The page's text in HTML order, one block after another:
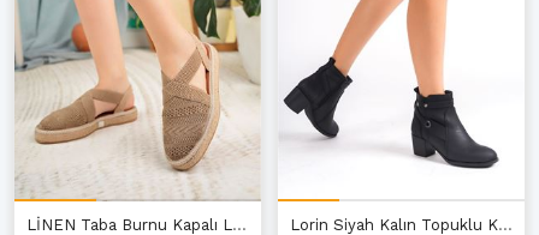
LİNEN Taba Burnu Kapalı Lastikli Triko Sandalet B-1 Lorin Siyah Kalın Topuklu Kadın Bot E-2